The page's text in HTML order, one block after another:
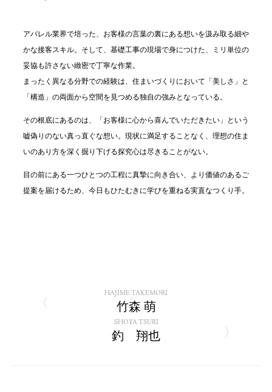
アパレル業界で培った、お客様の言葉の裏にある想いを汲み取る細や
かな接客スキル。そして、基礎工事の現場で身につけた、ミリ単位の
妥協も許さない緻密で丁寧な作業。
まったく異なる分野での経験は、住まいづくりにおいて「美しさ」と
「構造」の両面から空間を見つめる独自の強みとなっている。
その根底にあるのは、「お客様に心から喜んでいただきたい」という
嘘偽りのない真っ直ぐな想い。現状に満足することなく、理想の住ま
いのあり方を深く掘り下げる探究心は尽きることがない。
目の前にある一つひとつの工程に真摯に向き合い、より価値のあるご
提案を届けるため、今日もひたむきに学びを重ねる実直なつくり手。
竹森 萌
HAJIME TAKEMORI
釣 翔也
SHOYA TSURI